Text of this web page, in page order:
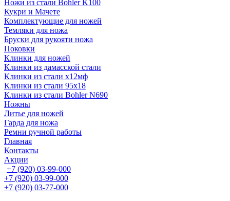
Ножи из стали Bohler K100
Кукри и Мачете
Комплектующие для ножей
Темляки для ножа
Бруски для рукояти ножа
Поковки
Клинки для ножей
Клинки из дамасской стали
Клинки из стали х12мф
Клинки из стали 95х18
Клинки из стали Bohler N690
Ножны
Литье для ножей
Гарда для ножа
Ремни ручной работы
Главная
Контакты
Акции
+7 (920) 03-99-000
+7 (920) 03-99-000
+7 (920) 03-77-000